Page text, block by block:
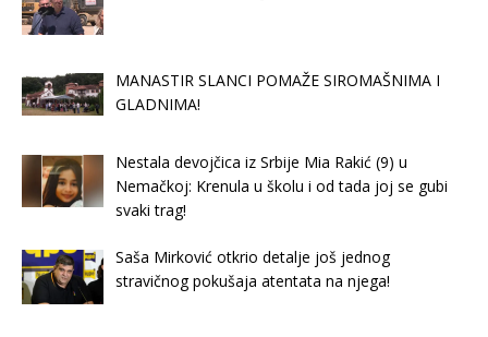
MANASTIR SLANCI POMAŽE SIROMAŠNIMA I
GLADNIMA!
Nestala devojčica iz Srbije Mia Rakić (9) u
Nemačkoj: Krenula u školu i od tada joj se gubi
svaki trag!
Saša Mirković otkrio detalje još jednog
stravičnog pokušaja atentata na njega!